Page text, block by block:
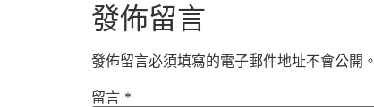
發佈留言
發佈留言必須填寫的電子郵件地址不會公開。
留言 *